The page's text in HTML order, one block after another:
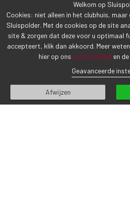
VORIG BERICHT
Welkom op
Cookies: niet alleen in het clubhuis,
Sluispolder. Met de cookies op de site
site & zorgen dat deze voor u optimaal
accepteert, klik dan akkoord. Meer
hier op ons cookie beleid en de
Geavanceerde
Afwijzen